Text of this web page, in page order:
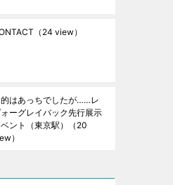
（24 view）
的はあっちでしたが……レ
ーグレイバック先行展示
ント（東京駅）
（20
）